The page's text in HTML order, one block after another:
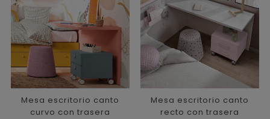
Mesa escritorio canto
curvo con trasera
Mesa escritorio canto
recto con trasera